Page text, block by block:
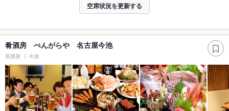
空席状況を更新する
肴酒房 べんがらや 名古屋今池
居酒屋 今池